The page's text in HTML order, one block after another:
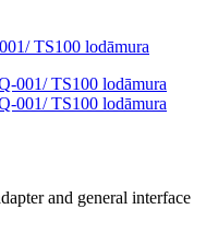
TS100 lodāmura
and general interface